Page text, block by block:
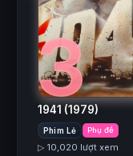
3
1941 (1979)
Phim Lẻ Phụ đề
▷ 10,020 lượt xem